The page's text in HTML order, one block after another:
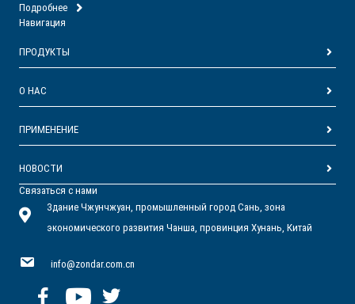
Подробнее
Навигация
ПРОДУКТЫ
О НАС
ПРИМЕНЕНИЕ
НОВОСТИ
Связаться с нами
Здание Чжунчжуан, промышленный город Сань, зона
экономического развития Чанша, провинция Хунань, Китай
info@zondar.com.cn